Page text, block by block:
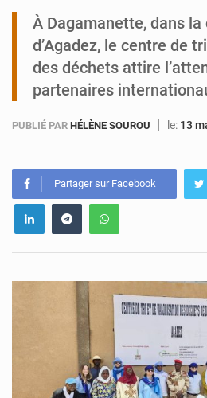
À Dagamanette, dans la
d’Agadez, le centre de
des déchets attire
partenaires
PUBLIÉ PAR HÉLÈNE SOUROU le: 13
Partager sur Facebook